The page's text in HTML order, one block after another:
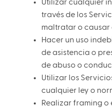
Utilizar cualquier
través de los
maltratar o
Hacer un uso
de asistencia o
de abuso o
Utilizar los
cualquier ley o
Realizar framing o